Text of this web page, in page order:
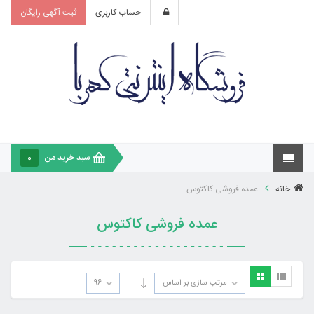
حساب کاربری ثبت آگهی رایگان
سبد خرید من 0
خانه عمده فروشی کاکتوس
عمده فروشی کاکتوس
مرتب سازی بر اساس 96